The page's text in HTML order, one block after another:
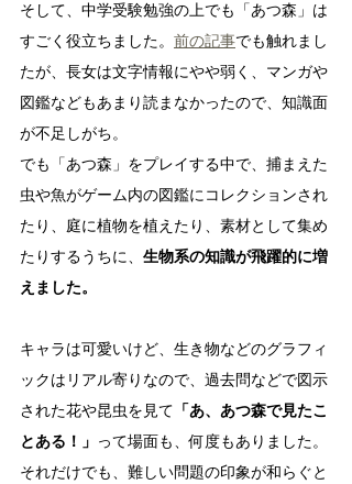
そして、中学受験勉強の上でも「あつ森」は
すごく役立ちました。 前の記事でも触れまし
たが、長女は文字情報にやや弱く、マンガや
図鑑などもあまり読まなかったので、知識面
が不足しがち。
でも「あつ森」をプレイする中で、捕まえた
虫や魚がゲーム内の図鑑にコレクションされ
たり、庭に植物を植えたり、素材として集め
たりするうちに、 生物系の知識が飛躍的に増
えました。
キャラは可愛いけど、生き物などのグラフィ
ックはリアル寄りなので、過去問などで図示
された花や昆虫を見て 「あ、あつ森で見たこ
とある！」 って場面も、何度もありました。
それだけでも、難しい問題の印象が和らぐと